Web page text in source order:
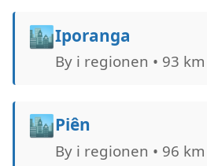
🏙️Iporanga
By i regionen • 93 km
🏙️Piên
By i regionen • 96 km